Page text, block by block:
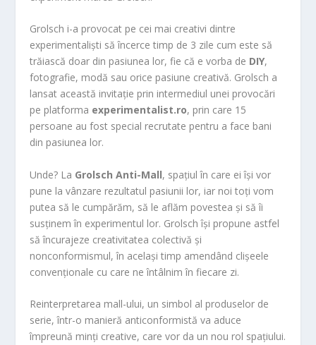
Grolsch i-a provocat pe cei mai creativi dintre
experimentaliști să încerce timp de 3 zile cum este să
trăiască doar din pasiunea lor, fie că e vorba de DIY,
fotografie, modă sau orice pasiune creativă. Grolsch a
lansat această invitație prin intermediul unei provocări
pe platforma experimentalist.ro, prin care 15
persoane au fost special recrutate pentru a face bani
din pasiunea lor.
Unde? La Grolsch Anti-Mall, spațiul în care ei își vor
pune la vânzare rezultatul pasiunii lor, iar noi toți vom
putea să le cumpărăm, să le aflăm povestea și să îi
susținem în experimentul lor. Grolsch își propune astfel
să încurajeze creativitatea colectivă și
nonconformismul, în același timp amendând clișeele
convenționale cu care ne întâlnim în fiecare zi.
Reinterpretarea mall-ului, un simbol al produselor de
serie, într-o manieră anticonformistă va aduce
împreună minți creative, care vor da un nou rol spațiului.